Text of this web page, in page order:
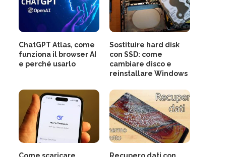
ChatGPT Atlas, come
funziona il browser AI
e perché usarlo
Sostituire hard disk
con SSD: come
cambiare disco e
reinstallare Windows